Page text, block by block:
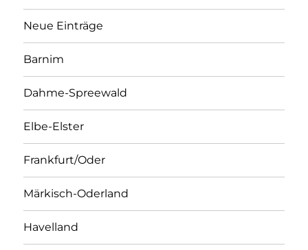
Neue Einträge
Barnim
Dahme-Spreewald
Elbe-Elster
Frankfurt/Oder
Märkisch-Oderland
Havelland